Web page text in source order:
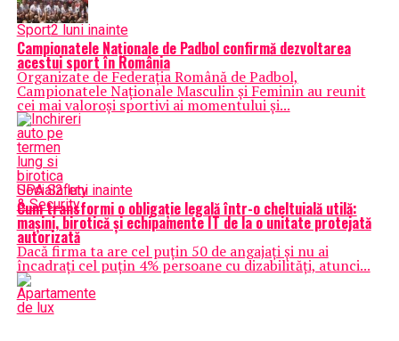
Sport2 luni inainte
Campionatele Naționale de Padbol confirmă dezvoltarea
acestui sport în România
Organizate de Federația Română de Padbol,
Campionatele Naționale Masculin și Feminin au reunit
cei mai valoroși sportivi ai momentului și...
Social2 luni inainte
Cum transformi o obligație legală într-o cheltuială utilă:
mașini, birotică și echipamente IT de la o unitate protejată
autorizată
Dacă firma ta are cel puțin 50 de angajați și nu ai
încadrați cel puțin 4% persoane cu dizabilități, atunci...